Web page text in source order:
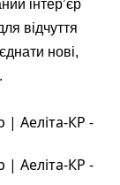
інтер’єр
відчуття
нові,